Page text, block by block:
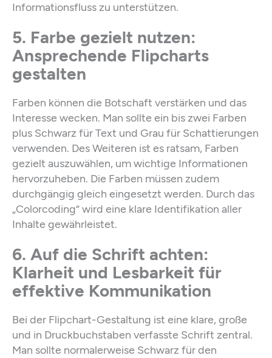
Informationsfluss zu unterstützen.
5. Farbe gezielt nutzen:
Ansprechende Flipcharts
gestalten
Farben können die Botschaft verstärken und das
Interesse wecken. Man sollte ein bis zwei Farben
plus Schwarz für Text und Grau für Schattierungen
verwenden. Des Weiteren ist es ratsam, Farben
gezielt auszuwählen, um wichtige Informationen
hervorzuheben. Die Farben müssen zudem
durchgängig gleich eingesetzt werden. Durch das
„Colorcoding“ wird eine klare Identifikation aller
Inhalte gewährleistet.
6. Auf die Schrift achten:
Klarheit und Lesbarkeit für
effektive Kommunikation
Bei der Flipchart-Gestaltung ist eine klare, große
und in Druckbuchstaben verfasste Schrift zentral.
Man sollte normalerweise Schwarz für den